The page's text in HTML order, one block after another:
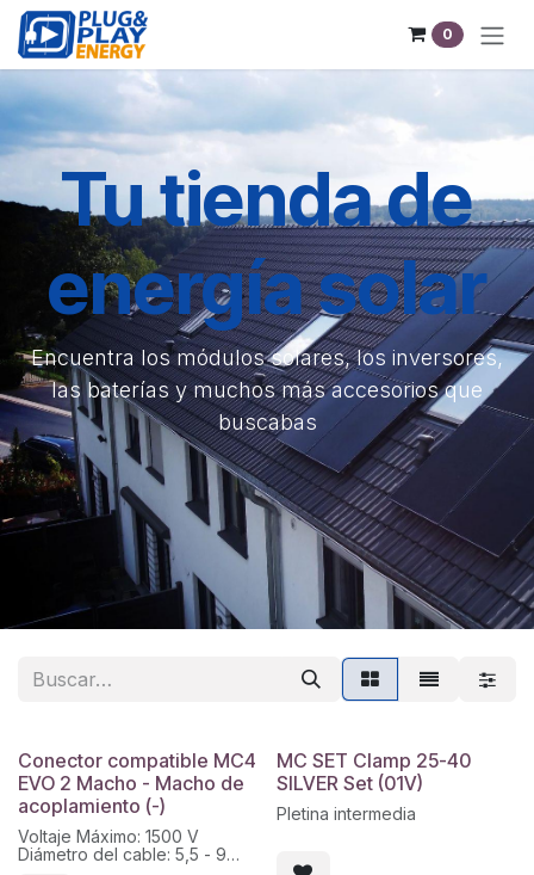
Ir al contenido
0
Tu tienda de
energía solar
Encuentra los módulos solares, los inversores,
las baterías y muchos más accesorios que
buscabas
Conector compatible MC4
EVO 2 Macho - Macho de
acoplamiento (-)
Voltaje Máximo: 1500 V
Diámetro del cable: 5,5 - 9
MC SET Clamp 25-40
SILVER Set (01V)
Pletina intermedia